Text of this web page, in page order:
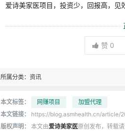
爱诗美家医项目，投资少，回报高，
赞 0
所属分类： 资讯
本文标签： 网赚项目
加盟代理
本文链接：
https://blog.asmhealth.cn/article/
版权声明：
本文由爱诗美家医原创发布，转载